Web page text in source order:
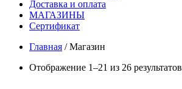
Доставка и оплата
МАГАЗИНЫ
Cертификат
Главная /Магазин
Отображение 1–21 из 26 результатов